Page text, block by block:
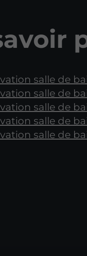
salle de
salle de
salle de
salle de
salle de